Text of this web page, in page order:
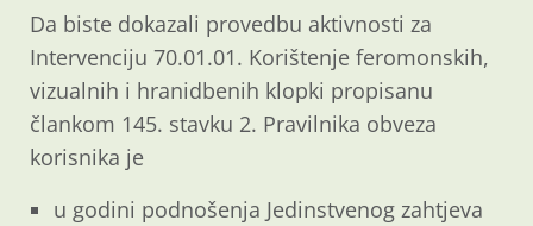
Da biste dokazali provedbu aktivnosti za
Intervenciju 70.01.01. Korištenje feromonskih,
vizualnih i hranidbenih klopki propisanu
člankom 145. stavku 2. Pravilnika obveza
korisnika je
u godini podnošenja Jedinstvenog zahtjeva